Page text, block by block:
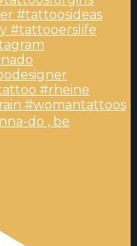
do , be